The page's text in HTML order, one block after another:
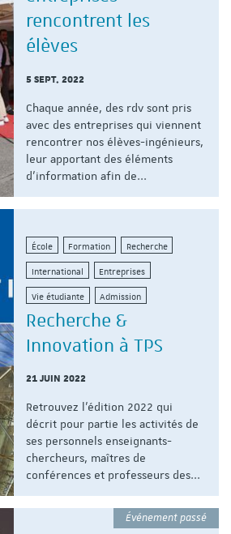
rencontrent les
élèves
5 SEPT. 2022
Chaque année, des rdv sont pris
avec des entreprises qui viennent
rencontrer nos élèves-ingénieurs,
leur apportant des éléments
d'information afin de...
École Formation Recherche
International Entreprises
Vie étudiante Admission
Recherche &
Innovation à TPS
21 JUIN 2022
Retrouvez l'édition 2022 qui
décrit pour partie les activités de
ses personnels enseignants-
chercheurs, maîtres de
conférences et professeurs des...
Événement passé